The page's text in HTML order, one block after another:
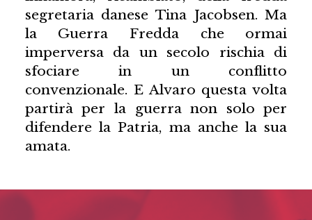
segretaria danese Tina Jacobsen. Ma
la Guerra Fredda che ormai
imperversa da un secolo rischia di
sfociare in un conflitto
convenzionale. E Alvaro questa volta
partirà per la guerra non solo per
difendere la Patria, ma anche la sua
amata.